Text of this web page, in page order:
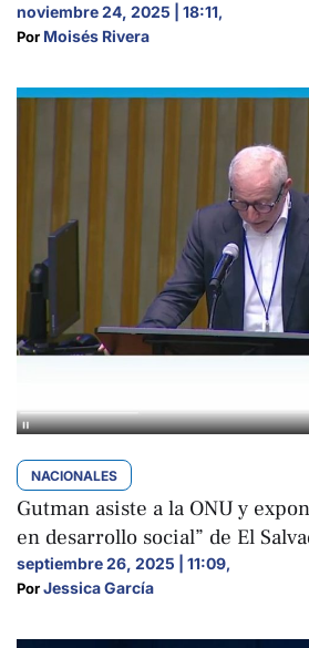
noviembre 24, 2025 | 18:11,
Por Moisés Rivera
NACIONALES
Gutman asiste a la ONU y
en desarrollo social” de El
septiembre 26, 2025 | 11:09,
Por Jessica García